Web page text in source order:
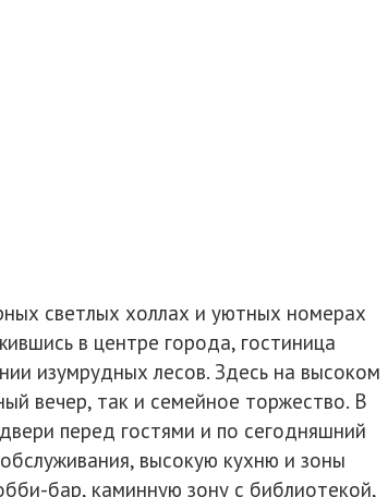
светлых холлах и уютных номерах
в центре города, гостиница
изумрудных лесов. Здесь на высоком
вечер, так и семейное торжество. В
перед гостями и по сегодняшний
высокую кухню и зоны
бар, каминную зону с библиотекой,